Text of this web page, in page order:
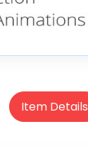
Item Details